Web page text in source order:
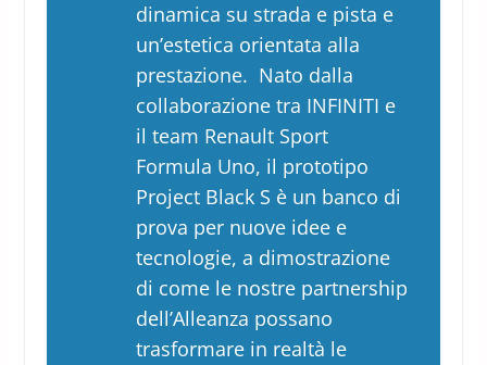
dinamica su strada e pista e
un’estetica orientata alla
prestazione. Nato dalla
collaborazione tra INFINITI e
il team Renault Sport
Formula Uno, il prototipo
Project Black S è un banco di
prova per nuove idee e
tecnologie, a dimostrazione
di come le nostre partnership
dell’Alleanza possano
trasformare in realtà le